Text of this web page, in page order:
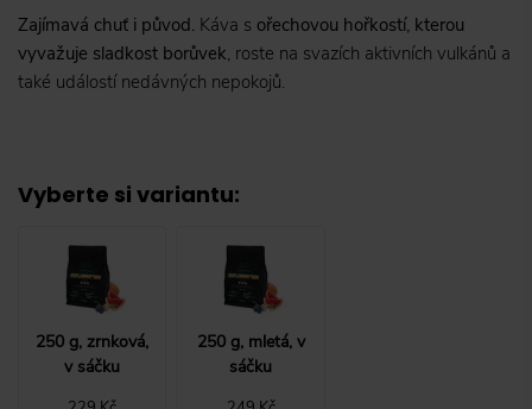
Zajímavá chuť i původ. Káva s ořechovou hořkostí, kterou
vyvažuje sladkost borůvek, roste na svazích aktivních vulkánů a
také událostí nedávných nepokojů.
Vyberte si variantu:
250 g, zrnková,
v sáčku
250 g, mletá, v
sáčku